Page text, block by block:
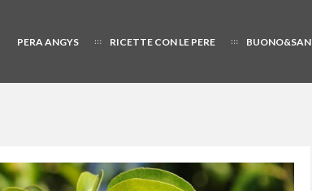
PERA ANGYS RICETTE CON LE PERE